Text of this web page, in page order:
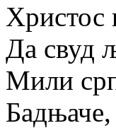
Христос
Да свуд
Мили